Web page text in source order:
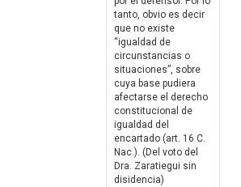
tanto, obvio es decir
que no existe
“igualdad de
circunstancias o
situaciones”, sobre
cuya base pudiera
afectarse el derecho
constitucional de
igualdad del
encartado (art. 16 C.
Nac.). (Del voto del
Dra. Zaratiegui sin
disidencia)